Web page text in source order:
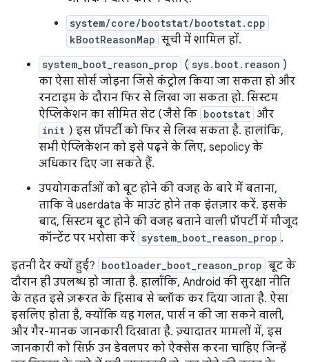
system/core/bootstat/bootstat.cpp
kBootReasonMap सूची में शामिल हों.
system_boot_reason_prop ( sys.boot.reason )
का ऐसा सोर्स जोड़ना जिसे कंट्रोल किया जा सकता हो और
रनटाइम के दौरान फिर से लिखा जा सकता हो. सिस्टम
ऐप्लिकेशन का सीमित सेट (जैसे कि bootstat और
init ) इस प्रॉपर्टी को फिर से लिख सकता है. हालांकि,
सभी ऐप्लिकेशन को इसे पढ़ने के लिए, sepolicy के
अधिकार दिए जा सकते हैं.
उपयोगकर्ताओं को बूट होने की वजह के बारे में बताना,
ताकि वे userdata के माउंट होने तक इंतज़ार करें. इसके
बाद, सिस्टम बूट होने की वजह बताने वाली प्रॉपर्टी में मौजूद
कॉन्टेंट पर भरोसा करें system_boot_reason_prop .
इतनी देर क्यों हुई? bootloader_boot_reason_prop बूट के
दौरान ही उपलब्ध हो जाता है. हालाँकि, Android की सुरक्षा नीति
के तहत इसे ज़रूरत के हिसाब से ब्लॉक कर दिया जाता है. ऐसा
इसलिए होता है, क्योंकि यह गलत, पार्स न की जा सकने वाली,
और गैर-मानक जानकारी दिखाता है. ज़्यादातर मामलों में, इस
जानकारी को सिर्फ़ उन डेवलपर को ऐक्सेस करना चाहिए जिन्हें